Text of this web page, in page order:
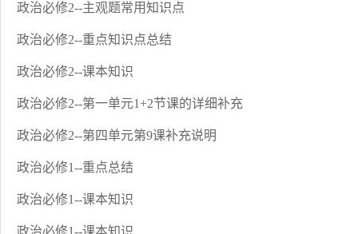
政治必修2--主观题常用知识点
政治必修2--重点知识点总结
政治必修2--课本知识
政治必修2--第一单元1+2节课的详细补充
政治必修2--第四单元第9课补充说明
政治必修1--重点总结
政治必修1--课本知识
政治必修1--课本知识